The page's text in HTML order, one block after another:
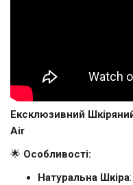
Ексклюзивний
Air
🌟 Особливості:
Натуральна Шкіра